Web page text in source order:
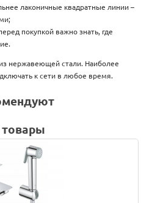
лаконичные квадратные линии –
покупкой важно знать, где
нержавеющей стали. Наиболее
к сети в любое время.